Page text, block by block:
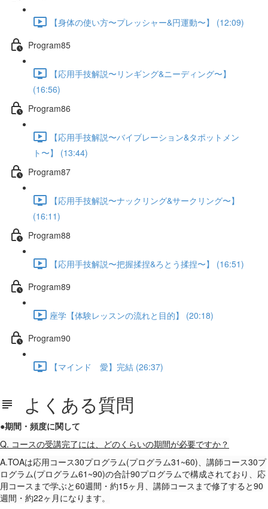
【身体の使い方〜プレッシャー&円運動〜】 (12:09)
Program85
【応用手技解説〜リンギング&ニーディング〜】
(16:56)
Program86
【応用手技解説〜バイブレーション&タポットメン
ト〜】 (13:44)
Program87
【応用手技解説〜ナックリング&サークリング〜】
(16:11)
Program88
【応用手技解説〜把握揉捏&ろとう揉捏〜】 (16:51)
Program89
座学【体験レッスンの流れと目的】 (20:18)
Program90
【マインド 愛】完結 (26:37)
よくある質問
●期間・頻度に関して
Q. コースの受講完了には、どのくらいの期間が必要ですか？
A.TOAは応用コース30プログラム(プログラム31~60)、講師コース30プ
ログラム(プログラム61~90)の合計90プログラムで構成されており、応
用コースまで学ぶと60週間・約15ヶ月、講師コースまで修了すると90
週間・約22ヶ月になります。